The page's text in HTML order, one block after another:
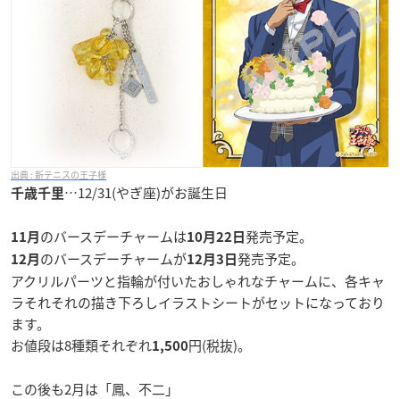
新テニスの王子様
千歳千里…12/31(やぎ座)がお誕生日
11月 のバースデーチャームは10月22日 発売予定。
12月 のバースデーチャームが12月3日 発売予定。
アクリルパーツと指輪が付いたおしゃれなチャームに、各キャ
ラそれそれの描き下ろしイラストシートがセットになっており
ます。
お値段は8種類それぞれ1,500円(税抜)。
この後も2月は「鳳、不二」